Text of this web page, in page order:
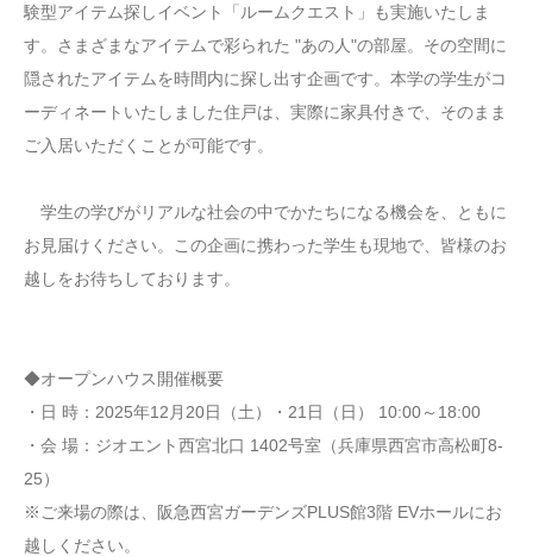
験型アイテム探しイベント「ルームクエスト」も実施いたしま
す。さまざまなアイテムで彩られた "あの人"の部屋。その空間に
隠されたアイテムを時間内に探し出す企画です。本学の学生がコ
ーディネートいたしました住戸は、実際に家具付きで、そのまま
ご入居いただくことが可能です。
学生の学びがリアルな社会の中でかたちになる機会を、ともに
お見届けください。この企画に携わった学生も現地で、皆様のお
越しをお待ちしております。
◆オープンハウス開催概要
・日 時：2025年12月20日（土）・21日（日） 10:00～18:00
・会 場：ジオエント西宮北口 1402号室（兵庫県西宮市高松町8-
25）
※ご来場の際は、阪急西宮ガーデンズPLUS館3階 EVホールにお
越しください。